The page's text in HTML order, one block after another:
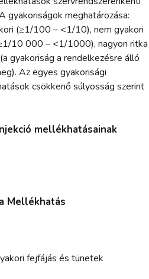
gyakoriságok meghatározása:
(≥1/100 – <1/10), nem gyakori
10 000 – <1/1000), nagyon ritka
gyakoriság a rendelkezésre álló
Az egyes gyakorisági
csökkenő súlyosság szerint
mellékhatásainak
Mellékhatás
fejfájás és tünetek